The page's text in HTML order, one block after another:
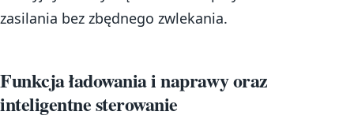
zasilania bez zbędnego zwlekania.
Funkcja ładowania i naprawy oraz
inteligentne sterowanie